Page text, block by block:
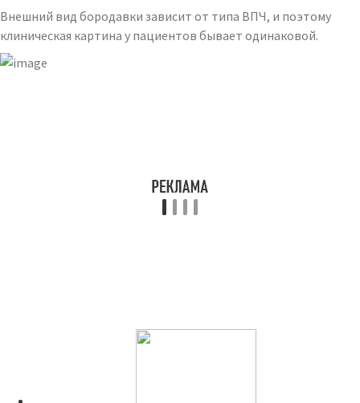
Внешний вид бородавки зависит от типа ВПЧ, и поэтому
клиническая картина у пациентов бывает одинаковой.